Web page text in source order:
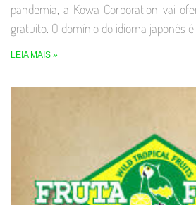
pandemia, a Kowa Corporation vai
gratuito. O domínio do idioma japonês
LEIA MAIS »